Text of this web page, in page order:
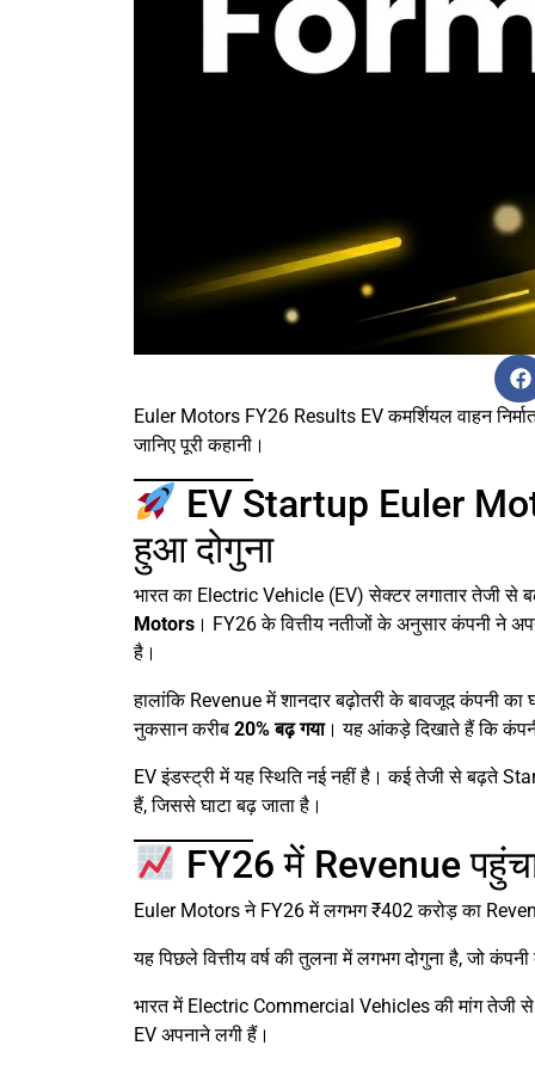
Euler Motors FY26 Results EV कमर्शियल वाहन
जानिए पूरी कहानी।
EV Startup Euler
हुआ दोगुना
भारत का Electric Vehicle (EV) सेक्टर लगातार तेजी से
Motors । FY26 के वित्तीय नतीजों के अनुसार कंपनी ने
है।
हालांकि Revenue में शानदार बढ़ोतरी के बावजूद कंपनी
नुकसान करीब 20% बढ़ गया। यह आंकड़े दिखाते हैं कि
EV इंडस्ट्री में यह स्थिति नई नहीं है। कई तेजी से बढ़ते
हैं, जिससे घाटा बढ़ जाता है।
FY26 में Revenue
Euler Motors ने FY26 में लगभग ₹402 करोड़ का
यह पिछले वित्तीय वर्ष की तुलना में लगभग दोगुना है, जो
भारत में Electric Commercial Vehicles की मांग तेजी
EV अपनाने लगी हैं।